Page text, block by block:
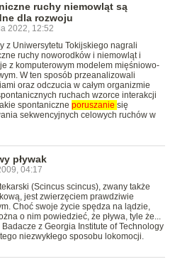
ruchy niemowląt są
dla rozwoju
2022, 12:52
z Uniwersytetu Tokijskiego nagrali
ruchy noworodków i niemowląt i
z komputerowym modelem mięśniowo-
W ten sposób przeanalizowali
oraz odczucia w całym organizmie
ruchach wzorce interakcji
spontaniczne poruszanie się
sekwencyjnych celowych ruchów w
pływak
04:17
(Scincus scincus), zwany także
jest zwierzęciem prawdziwie
Choć swoje życie spędza na lądzie,
o nim powiedzieć, że pływa, tyle że...
z Georgia Institute of Technology
niezwykłego sposobu lokomocji.